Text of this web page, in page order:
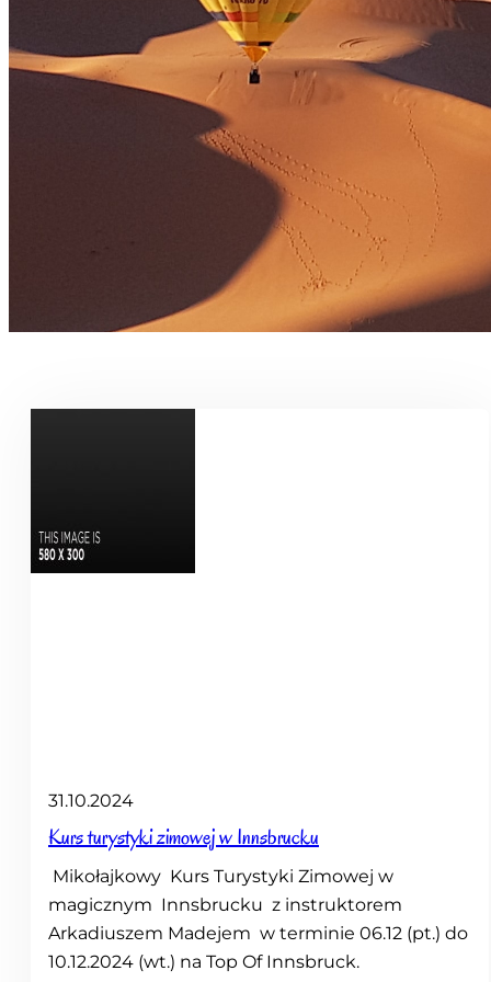
31.10.2024
Kurs turystyki zimowej w Innsbrucku
Mikołajkowy Kurs Turystyki Zimowej w
magicznym Innsbrucku z instruktorem
Arkadiuszem Madejem w terminie 06.12 (pt.) do
10.12.2024 (wt.) na Top Of Innsbruck.